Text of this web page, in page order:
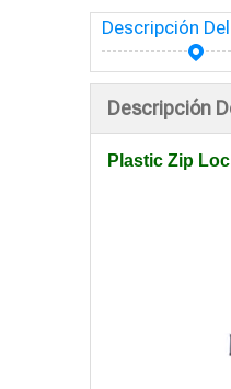
Descripción
Plastic Zip